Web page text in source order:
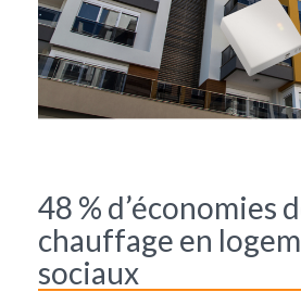
48 % d’économies
chauffage en
sociaux